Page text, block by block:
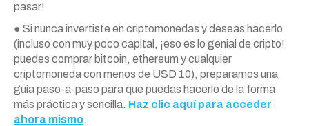
pasar!
● Si nunca invertiste en criptomonedas y deseas hacerlo
(incluso con muy poco capital, ¡eso es lo genial de cripto!
puedes comprar bitcoin, ethereum y cualquier
criptomoneda con menos de USD 10), preparamos una
guía paso-a-paso para que puedas hacerlo de la forma
más práctica y sencilla. Haz clic aquí para acceder
ahora mismo.